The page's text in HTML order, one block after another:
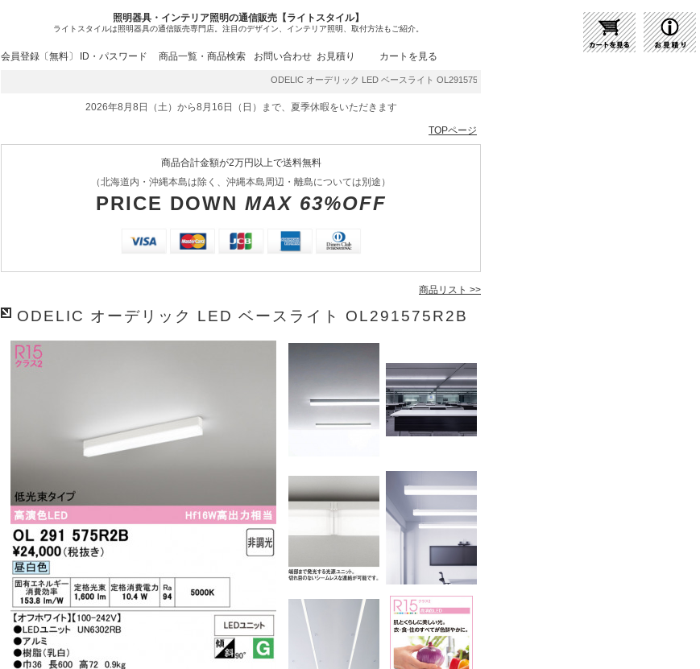
照明器具・インテリア照明の通信販売【ライトスタイル】
ライトスタイルは照明器具の通信販売専門店。注目のデザイン、インテリア照明、取付方法もご紹介。
会員登録〔無料〕 ID・パスワード 商品一覧・商品検索 お問い合わせ お見積り カートを見る
ODELIC オーデリック LED ベースライト OL291575R2B | 商品紹介 | 照明器具の通販・インテリア照明の通信販
2026年8月8日（土）から8月16日（日）まで、夏季休暇をいただきます
TOPページ
商品合計金額が2万円以上で送料無料
（北海道内・沖縄本島は除く、沖縄本島周辺・離島については別途）
PRICE DOWN MAX 63%OFF
商品リスト >>
ODELIC オーデリック LED ベースライト OL291575R2B